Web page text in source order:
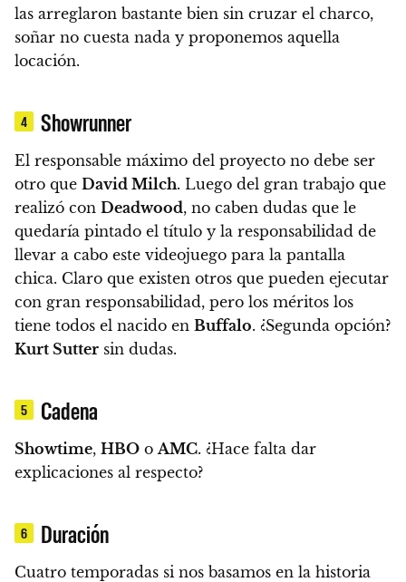
las arreglaron bastante bien sin cruzar el charco,
soñar no cuesta nada y proponemos aquella
locación.
4 Showrunner
El responsable máximo del proyecto no debe ser
otro que David Milch. Luego del gran trabajo que
realizó con Deadwood, no caben dudas que le
quedaría pintado el título y la responsabilidad de
llevar a cabo este videojuego para la pantalla
chica. Claro que existen otros que pueden ejecutar
con gran responsabilidad, pero los méritos los
tiene todos el nacido en Buffalo. ¿Segunda opción?
Kurt Sutter sin dudas.
5 Cadena
Showtime, HBO o AMC. ¿Hace falta dar
explicaciones al respecto?
6 Duración
Cuatro temporadas si nos basamos en la historia